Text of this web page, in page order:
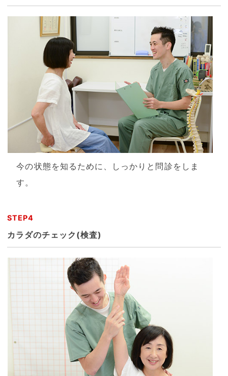
今の状態を知るために、しっかりと問診をしま
す。
STEP4
カラダのチェック(検査)